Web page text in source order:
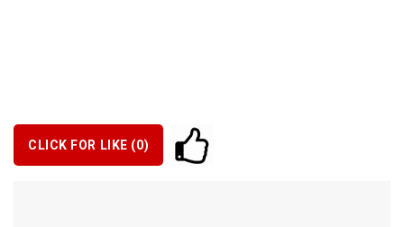
CLICK FOR LIKE (0)